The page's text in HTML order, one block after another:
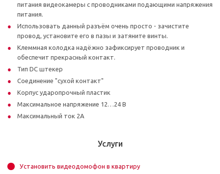
питания видеокамеры с проводниками подающими напряжения
питания.
Использовать данный разъём очень просто - зачистите
провод, установите его в пазы и затяните винты.
Клеммная колодка надёжно зафиксирует проводник и
обеспечит прекрасный контакт.
Тип DC штекер
Соединение "сухой контакт"
Корпус ударопрочный пластик
Максимальное напряжение 12…24 В
Максимальный ток 2А
Услуги
Установить видеодомофон в квартиру